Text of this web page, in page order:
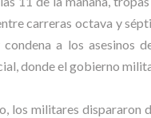
carreras octava y
a los asesinos
donde el gobierno
los militares dispararon